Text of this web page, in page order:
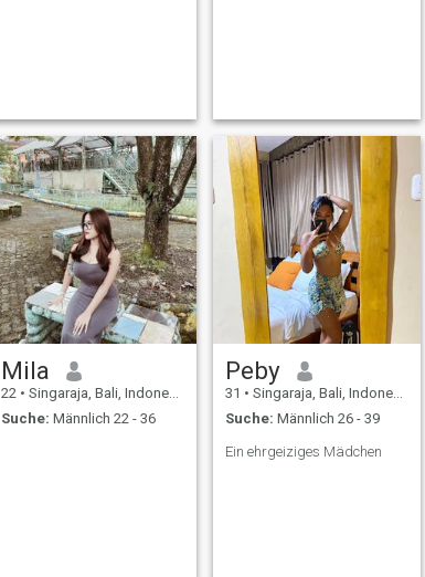
Mila
22 • Singaraja, Bali, Indonesien
Suche: Männlich 22 - 36
Peby
31 • Singaraja, Bali, Indonesien
Suche: Männlich 26 - 39
Ein ehrgeiziges Mädchen